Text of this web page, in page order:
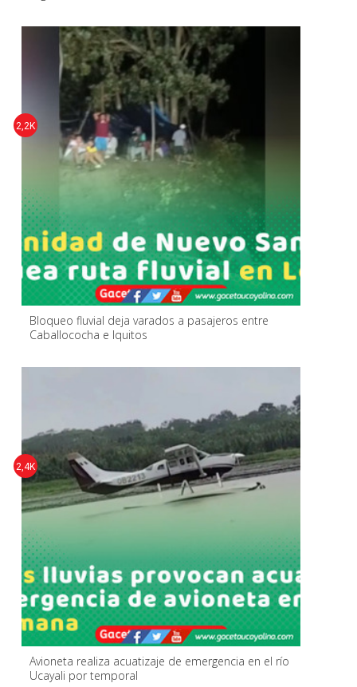
Bloqueo fluvial deja varados a pasajeros entre
Caballococha e Iquitos
2,2K
Avioneta realiza acuatizaje de emergencia en el río
Ucayali por temporal
2,4K